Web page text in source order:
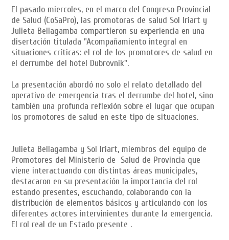
El pasado miercoles, en el marco del Congreso Provincial
de Salud (CoSaPro), las promotoras de salud Sol Iriart y
Julieta Bellagamba compartieron su experiencia en una
disertación titulada "Acompañamiento integral en
situaciones críticas: el rol de los promotores de salud en
el derrumbe del hotel Dubrovnik".
La presentación abordó no solo el relato detallado del
operativo de emergencia tras el derrumbe del hotel, sino
también una profunda reflexión sobre el lugar que ocupan
los promotores de salud en este tipo de situaciones.
Julieta Bellagamba y Sol Iriart, miembros del equipo de
Promotores del Ministerio de Salud de Provincia que
viene interactuando con distintas áreas municipales,
destacaron en su presentación la importancia del rol
estando presentes, escuchando, colaborando con la
distribución de elementos básicos y articulando con los
diferentes actores intervinientes durante la emergencia.
El rol real de un Estado presente .